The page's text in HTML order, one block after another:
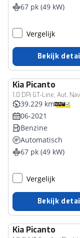
67 pk (49 kW)
Vergelijk
Bekijk
Kia Picanto
1.0 DPi GT-Line, Aut,
39.229 km
06-2021
Benzine
Automatisch
67 pk (49 kW)
Vergelijk
Bekijk
Kia Picanto